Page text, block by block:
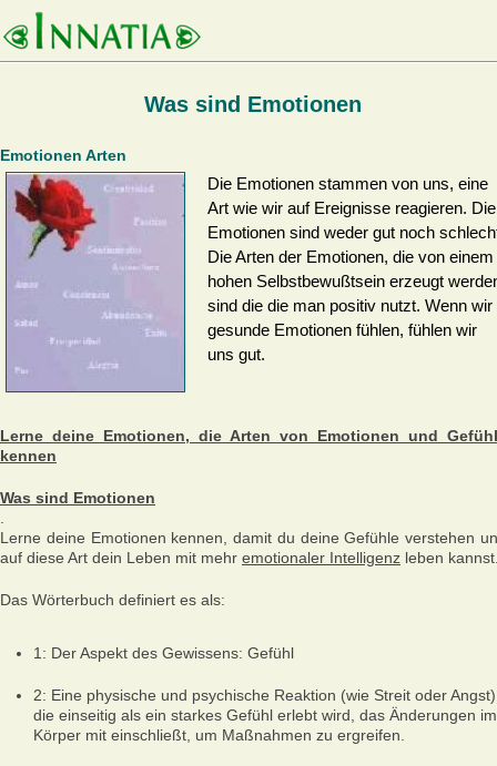
Was sind Emotionen
Emotionen Arten
Die Emotionen stammen von uns, eine
Art wie wir auf Ereignisse reagieren. Die
Emotionen sind weder gut noch
Die Arten der Emotionen, die von einem
hohen Selbstbewußtsein erzeugt
sind die die man positiv nutzt. Wenn wir
gesunde Emotionen fühlen, fühlen wir
uns gut.
Lerne deine Emotionen, die Arten von Emotionen und
kennen
Was sind Emotionen
Lerne deine Emotionen kennen, damit du deine Gefühle verstehen
auf diese Art dein Leben mit mehr emotionaler Intelligenz leben
Das Wörterbuch definiert es als:
1: Der Aspekt des Gewissens: Gefühl
2: Eine physische und psychische Reaktion (wie Streit oder Angst)
die einseitig als ein starkes Gefühl erlebt wird, das Änderungen im
Körper mit einschließt, um Maßnahmen zu ergreifen.